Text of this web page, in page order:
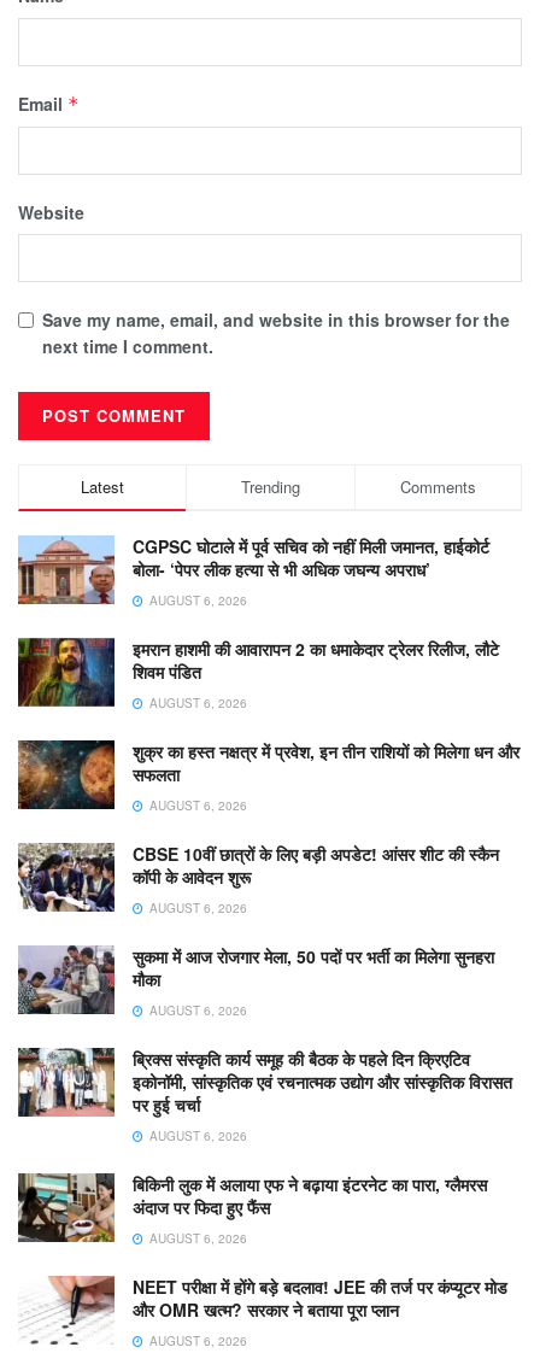
Email *
Website
Save my name, email, and website in this browser for the
next time I comment.
Latest Trending Comments
CGPSC घोटाले में पूर्व सचिव को नहीं मिली जमानत, हाईकोर्ट
बोला- ‘पेपर लीक हत्या से भी अधिक जघन्य अपराध’
AUGUST 6, 2026
इमरान हाशमी की आवारापन 2 का धमाकेदार ट्रेलर रिलीज, लौटे
शिवम पंडित
AUGUST 6, 2026
शुक्र का हस्त नक्षत्र में प्रवेश, इन तीन राशियों को मिलेगा धन और
सफलता
AUGUST 6, 2026
CBSE 10वीं छात्रों के लिए बड़ी अपडेट! आंसर शीट की स्कैन
कॉपी के आवेदन शुरू
AUGUST 6, 2026
सुकमा में आज रोजगार मेला, 50 पदों पर भर्ती का मिलेगा सुनहरा
मौका
AUGUST 6, 2026
ब्रिक्स संस्कृति कार्य समूह की बैठक के पहले दिन क्रिएटिव
इकोनॉमी, सांस्कृतिक एवं रचनात्मक उद्योग और सांस्कृतिक विरासत
पर हुई चर्चा
AUGUST 6, 2026
बिकिनी लुक में अलाया एफ ने बढ़ाया इंटरनेट का पारा, ग्लैमरस
अंदाज पर फिदा हुए फैंस
AUGUST 6, 2026
NEET परीक्षा में होंगे बड़े बदलाव! JEE की तर्ज पर कंप्यूटर मोड
और OMR खत्म? सरकार ने बताया पूरा प्लान
AUGUST 6, 2026